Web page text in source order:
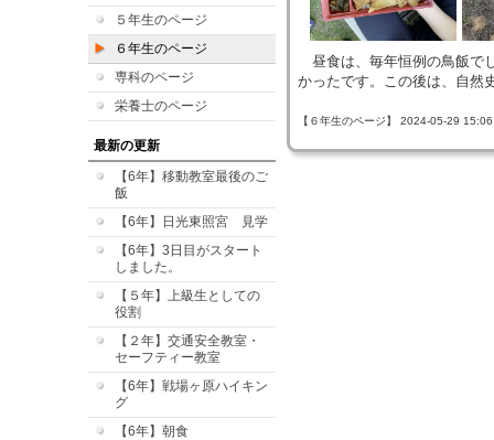
５年生のページ
６年生のページ
専科のページ
栄養士のページ
最新の更新
【6年】移動教室最後のご
飯
【6年】日光東照宮 見学
【6年】3日目がスタート
しました。
【５年】上級生としての
役割
【２年】交通安全教室・
セーフティー教室
【6年】戦場ヶ原ハイキン
グ
【6年】朝食
昼食は、毎年恒例の鳥飯で
かったです。この後は、自然
【６年生のページ】 2024-05-29